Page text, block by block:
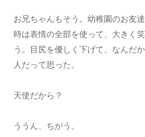
お兄ちゃんもそう。幼稚園のお友
時は表情の全部を使って、大きく
う。目尻を優しく下げて、なんだ
人だって思った。
天使だから？
ううん、ちがう。